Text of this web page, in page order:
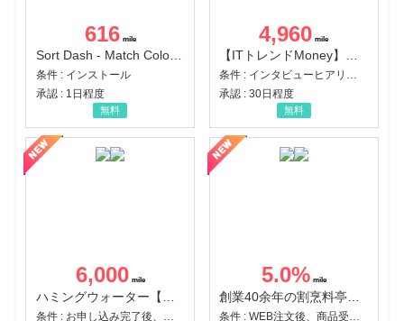
616
Sort Dash - Match Color Puzzle（チャレンジ11完了）（Android）
条件 : インストール
承認 : 1日程度
無料
4,960
【ITトレンドMoney】相談プロモーション
条件 : インタビューヒアリング完了
承認 : 30日程度
無料
6,000 5.0%